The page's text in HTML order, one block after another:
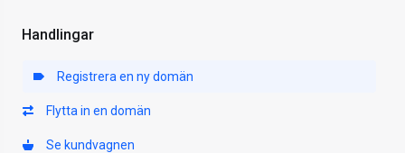
Handlingar
Registrera en ny domän
Flytta in en domän
Se kundvagnen